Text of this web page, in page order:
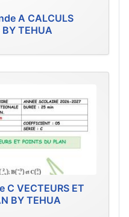
A CALCULS
BY TEHUA
C VECTEURS ET
BY TEHUA